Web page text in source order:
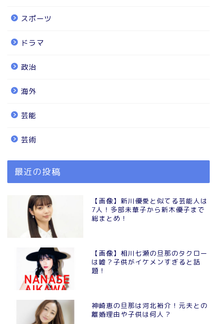
スポーツ
ドラマ
政治
海外
芸能
芸術
最近の投稿
【画像】新川優愛と似てる芸能人は
7人！多部未華子から新木優子まで
総まとめ！
【画像】相川七瀬の旦那のタクロー
は嘘？子供がイケメンすぎると話
題！
神崎恵の旦那は河北裕介！元夫との
離婚理由や子供は何人？